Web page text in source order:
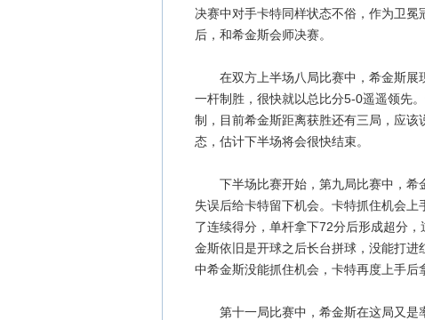
决赛中对手卡特同样状态不俗，作为卫
后，和希金斯会师决赛。
在双方上半场八局比赛中，希金斯展
一杆制胜，很快就以总比分5-0遥遥领先
制，目前希金斯距离获胜还有三局，应
态，估计下半场将会很快结束。
下半场比赛开始，第九局比赛中，希
失误后给卡特留下机会。卡特抓住机会
了连续得分，单杆拿下72分后形成超分
金斯依旧是开球之后长台拼球，没能打
中希金斯没能抓住机会，卡特再度上手后
第十一局比赛中，希金斯在这局又是